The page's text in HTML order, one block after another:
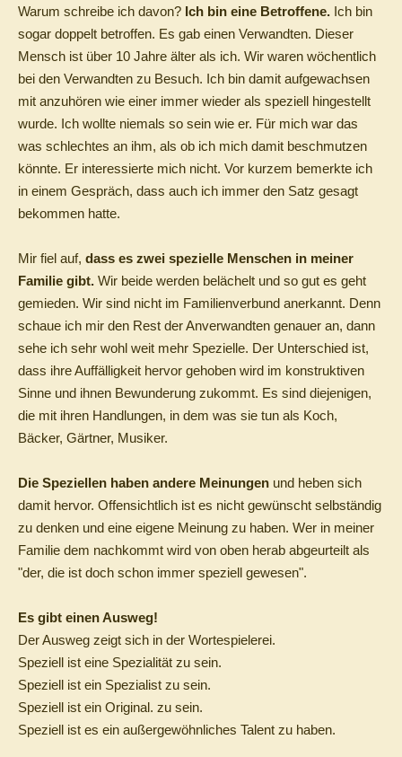
Warum schreibe ich davon? Ich bin eine Betroffene. Ich bin
sogar doppelt betroffen. Es gab einen Verwandten. Dieser
Mensch ist über 10 Jahre älter als ich. Wir waren wöchentlich
bei den Verwandten zu Besuch. Ich bin damit aufgewachsen
mit anzuhören wie einer immer wieder als speziell hingestellt
wurde. Ich wollte niemals so sein wie er. Für mich war das
was schlechtes an ihm, als ob ich mich damit beschmutzen
könnte. Er interessierte mich nicht. Vor kurzem bemerkte ich
in einem Gespräch, dass auch ich immer den Satz gesagt
bekommen hatte.
Mir fiel auf, dass es zwei spezielle Menschen in meiner
Familie gibt. Wir beide werden belächelt und so gut es geht
gemieden. Wir sind nicht im Familienverbund anerkannt. Denn
schaue ich mir den Rest der Anverwandten genauer an, dann
sehe ich sehr wohl weit mehr Spezielle. Der Unterschied ist,
dass ihre Auffälligkeit hervor gehoben wird im konstruktiven
Sinne und ihnen Bewunderung zukommt. Es sind diejenigen,
die mit ihren Handlungen, in dem was sie tun als Koch,
Bäcker, Gärtner, Musiker.
Die Speziellen haben andere Meinungen und heben sich
damit hervor. Offensichtlich ist es nicht gewünscht selbständig
zu denken und eine eigene Meinung zu haben. Wer in meiner
Familie dem nachkommt wird von oben herab abgeurteilt als
"der, die ist doch schon immer speziell gewesen".
Es gibt einen Ausweg!
Der Ausweg zeigt sich in der Wortespielerei.
Speziell ist eine Spezialität zu sein.
Speziell ist ein Spezialist zu sein.
Speziell ist ein Original. zu sein.
Speziell ist es ein außergewöhnliches Talent zu haben.